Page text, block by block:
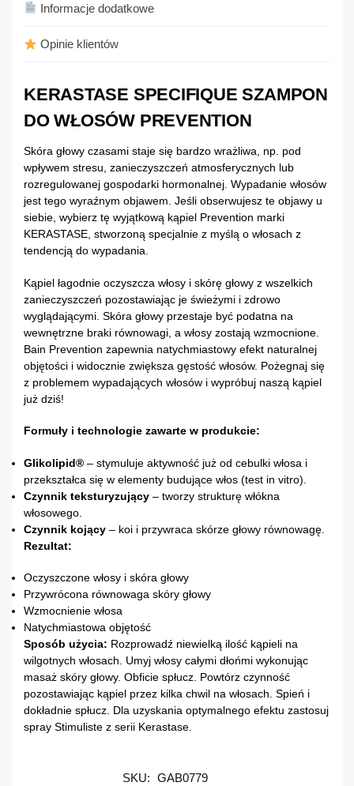
Informacje dodatkowe
Opinie klientów
KERASTASE SPECIFIQUE SZAMPON
DO WŁOSÓW PREVENTION
Skóra głowy czasami staje się bardzo wrażliwa, np. pod
wpływem stresu, zanieczyszczeń atmosferycznych lub
rozregulowanej gospodarki hormonalnej. Wypadanie włosów
jest tego wyraźnym objawem. Jeśli obserwujesz te objawy u
siebie, wybierz tę wyjątkową kąpiel Prevention marki
KERASTASE, stworzoną specjalnie z myślą o włosach z
tendencją do wypadania.
Kąpiel łagodnie oczyszcza włosy i skórę głowy z wszelkich
zanieczyszczeń pozostawiając je świeżymi i zdrowo
wyglądającymi. Skóra głowy przestaje być podatna na
wewnętrzne braki równowagi, a włosy zostają wzmocnione.
Bain Prevention zapewnia natychmiastowy efekt naturalnej
objętości i widocznie zwiększa gęstość włosów. Pożegnaj się
z problemem wypadających włosów i wypróbuj naszą kąpiel
już dziś!
Formuły i technologie zawarte w produkcie:
Glikolipid® – stymuluje aktywność już od cebulki włosa i
przekształca się w elementy budujące włos (test in vitro).
Czynnik teksturyzujący – tworzy strukturę włókna
włosowego.
Czynnik kojący – koi i przywraca skórze głowy równowagę.
Rezultat:
Oczyszczone włosy i skóra głowy
Przywrócona równowaga skóry głowy
Wzmocnienie włosa
Natychmiastowa objętość
Sposób użycia: Rozprowadź niewielką ilość kąpieli na
wilgotnych włosach. Umyj włosy całymi dłońmi wykonując
masaż skóry głowy. Obficie spłucz. Powtórz czynność
pozostawiając kąpiel przez kilka chwil na włosach. Spień i
dokładnie spłucz. Dla uzyskania optymalnego efektu zastosuj
spray Stimuliste z serii Kerastase.
SKU: GAB0779